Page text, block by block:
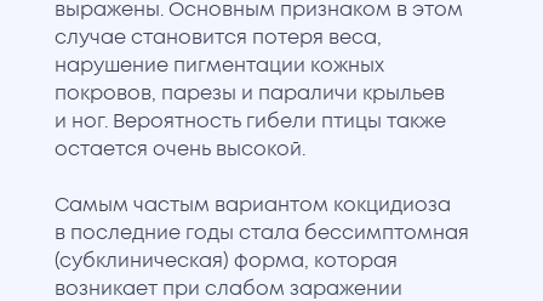
выражены. Основным признаком в этом
случае становится потеря веса,
нарушение пигментации кожных
покровов, парезы и параличи крыльев
и ног. Вероятность гибели птицы также
остается очень высокой.
Самым частым вариантом кокцидиоза
в последние годы стала бессимптомная
(субклиническая) форма, которая
возникает при слабом заражении